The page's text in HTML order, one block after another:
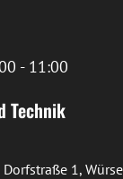
Technik
- 11:00
Dorfstraße 1,